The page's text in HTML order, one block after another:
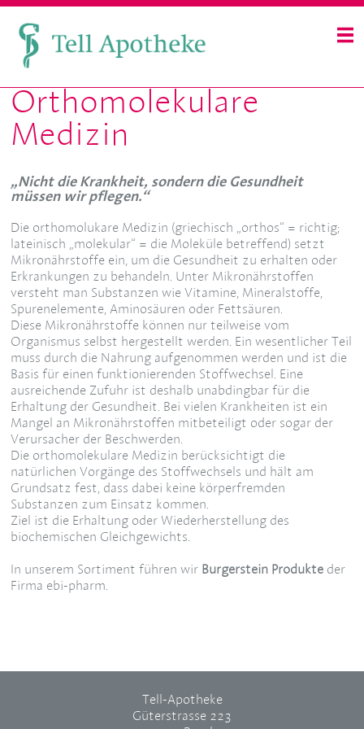
Orthomolekulare
Medizin
„Nicht die Krankheit, sondern die Gesundheit
müssen wir pflegen.“
Die orthomolukare Medizin (griechisch „orthos“ = richtig;
lateinisch „molekular“ = die Moleküle betreffend) setzt
Mikronährstoffe ein, um die Gesundheit zu erhalten oder
Erkrankungen zu behandeln. Unter Mikronährstoffen
versteht man Substanzen wie Vitamine, Mineralstoffe,
Spurenelemente, Aminosäuren oder Fettsäuren.
Diese Mikronährstoffe können nur teilweise vom
Organismus selbst hergestellt werden. Ein wesentlicher Teil
muss durch die Nahrung aufgenommen werden und ist die
Basis für einen funktionierenden Stoffwechsel. Eine
ausreichende Zufuhr ist deshalb unabdingbar für die
Erhaltung der Gesundheit. Bei vielen Krankheiten ist ein
Mangel an Mikronährstoffen mitbeteiligt oder sogar der
Verursacher der Beschwerden.
Die orthomolekulare Medizin berücksichtigt die
natürlichen Vorgänge des Stoffwechsels und hält am
Grundsatz fest, dass dabei keine körperfremden
Substanzen zum Einsatz kommen.
Ziel ist die Erhaltung oder Wiederherstellung des
biochemischen Gleichgewichts.
In unserem Sortiment führen wir Burgerstein Produkte der
Firma ebi-pharm.
Tell-Apotheke
Güterstrasse 223